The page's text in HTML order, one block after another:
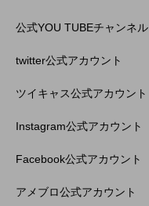
公式YOU TUBEチャンネル
twitter公式アカウント
ツイキャス公式アカウント
Instagram公式アカウント
Facebook公式アカウント
アメブロ公式アカウント